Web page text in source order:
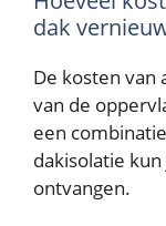
dak
De kosten van
van de
een
dakisolatie
ontvangen.